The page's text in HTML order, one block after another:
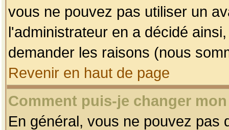
vous ne pouvez pas utiliser un
l'administrateur en a décidé
demander les raisons (nous
Revenir en haut de page
Comment puis-je changer
En général, vous ne pouvez pas